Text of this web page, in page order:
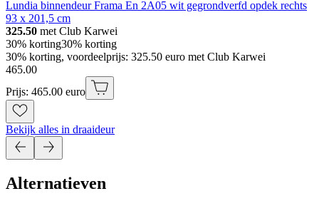
Lundia binnendeur Frama En 2A05 wit gegrondverfd opdek rechts
93 x 201,5 cm
325.50 met Club Karwei
30% korting30% korting
30% korting, voordeelprijs: 325.50 euro met Club Karwei
465.00
Prijs: 465.00 euro
Bekijk alles in draaideur
Alternatieven